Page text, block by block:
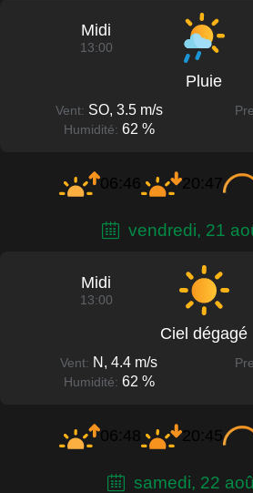
Midi
13:00
Pluie
Vent: SO, 3.5 m/s
Humidité: 62 %
06:46 20:47
vendredi, 21
Midi
13:00
Ciel dégagé
Vent: N, 4.4 m/s
Humidité: 62 %
06:48 20:45
samedi, 22